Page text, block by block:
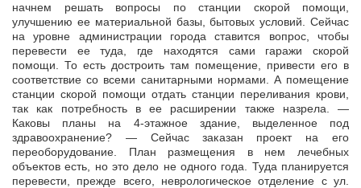
начнем решать вопросы по станции скорой помощи,
улучшению ее материальной базы, бытовых условий. Сейчас
на уровне администрации города ставится вопрос, чтобы
перевести ее туда, где находятся сами гаражи скорой
помощи. То есть достроить там помещение, привести его в
соответствие со всеми санитарными нормами. А помещение
станции скорой помощи отдать станции переливания крови,
так как потребность в ее расширении также назрела. —
Каковы планы на 4-этажное здание, выделенное под
здравоохранение? — Сейчас заказан проект на его
переоборудование. План размещения в нем лечебных
объектов есть, но это дело не одного года. Туда планируется
перевести, прежде всего, неврологическое отделение с ул.